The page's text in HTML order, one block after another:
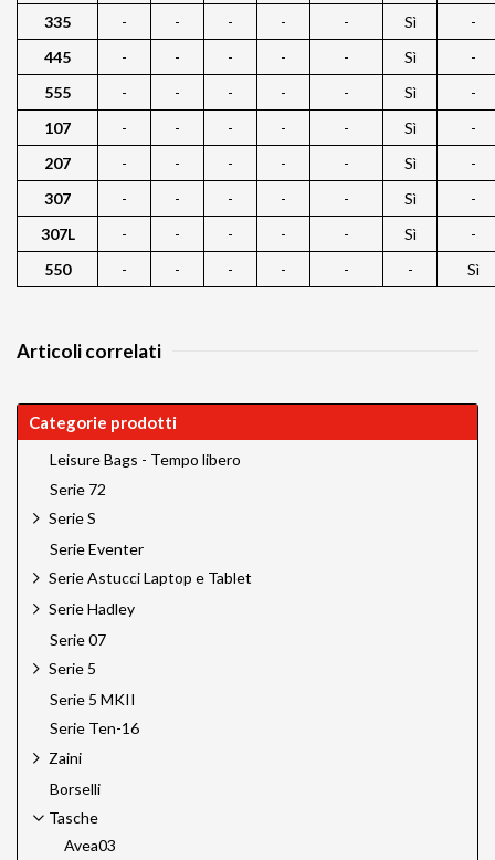
335 - - - - - Sì
-
445
- - - - - Sì
-
555
- - - - - Sì
-
107
- - - - - Sì
-
207
- - - - - Sì
-
307
- - - - - Sì
-
307L
- - - - - Sì
-
550
- - - - - - Sì
Articoli correlati
Categorie prodotti
Leisure Bags - Tempo libero
Serie 72
Serie S
Serie Eventer
Serie Astucci Laptop e Tablet
Serie Hadley
Serie 07
Serie 5
Serie 5 MKII
Serie Ten-16
Zaini
Borselli
Tasche
Avea03